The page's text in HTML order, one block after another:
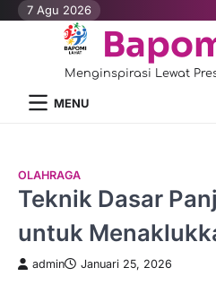
Skip7 Agu 2026
Menginspirasi Lewat
MENU
OLAHRAGA
Teknik Dasar
untuk
admin Januari 25, 2026